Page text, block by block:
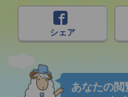
シェア
あなたの閲